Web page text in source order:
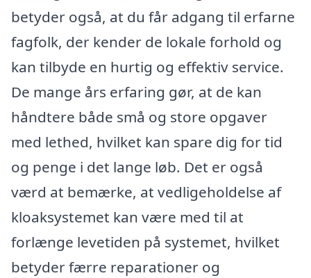
betyder også, at du får adgang til erfarne
fagfolk, der kender de lokale forhold og
kan tilbyde en hurtig og effektiv service.
De mange års erfaring gør, at de kan
håndtere både små og store opgaver
med lethed, hvilket kan spare dig for tid
og penge i det lange løb. Det er også
værd at bemærke, at vedligeholdelse af
kloaksystemet kan være med til at
forlænge levetiden på systemet, hvilket
betyder færre reparationer og